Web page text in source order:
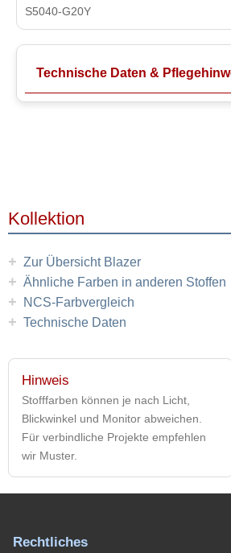
S5040-G20Y
Technische Daten &
Kollektion
+ Zur Übersicht Blazer
+ Ähnliche Farben in anderen Stoffen
+ NCS-Farbvergleich
+ Technische Daten
Hinweis
Stofffarben können je nach Licht,
Blickwinkel und Monitor abweichen.
Für verbindliche Projekte empfehlen
wir Muster.
Rechtliches